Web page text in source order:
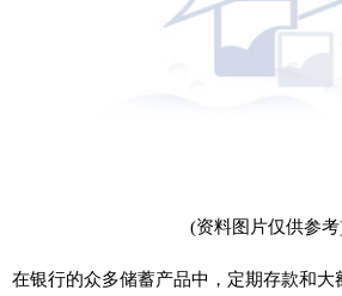
(资料图片仅供参
在银行的众多储蓄产品中，定期存款和